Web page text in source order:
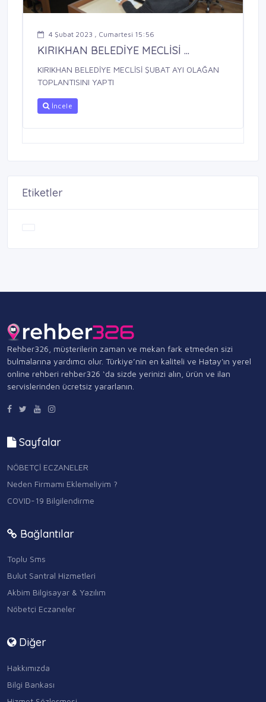
4 Şubat 2023 , Cumartesi 15:56
KIRIKHAN BELEDİYE MECLİSİ ...
KIRIKHAN BELEDİYE MECLİSİ ŞUBAT AYI OLAĞAN
TOPLANTISINI YAPTI
İncele
Etiketler
Rehber326, müşterilerin zaman ve mekan fark etmeden sizi
bulmalarına yardımcı olur. Türkiye’nin en kaliteli ve Hatay'ın yerel
online rehberi rehber326 ‘da sizde yerinizi alın, ürün ve ilan
servislerinden ücretsiz yararlanın.
Sayfalar
NÖBETÇİ ECZANELER
Neden Firmamı Eklemeliyim ?
COVID-19 Bilgilendirme
Bağlantılar
Toplu Sms
Bulut Santral Hizmetleri
Akbim Bilgisayar & Yazılım
Nöbetçi Eczaneler
Diğer
Hakkımızda
Bilgi Bankası